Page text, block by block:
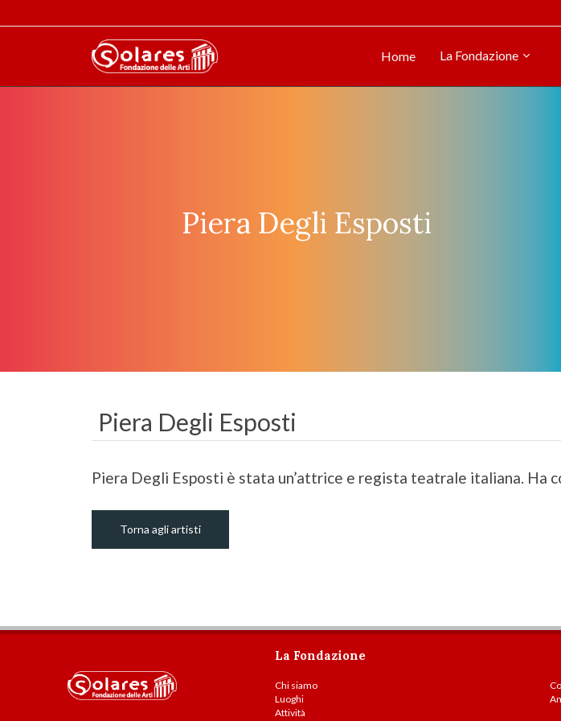
Home La Fondazione
Piera Degli Esposti
Piera Degli Esposti
Piera Degli Esposti è stata un’attrice e regista teatrale italiana. Ha
Torna agli artisti
La Fondazione
Chi siamo
Luoghi
Attività